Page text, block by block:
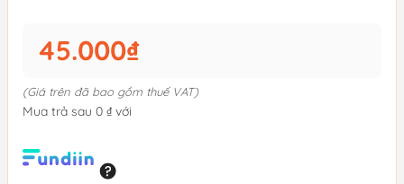
45.000₫
(Giá trên đã bao gồm thuế VAT)
Mua trả sau 0 ₫ với